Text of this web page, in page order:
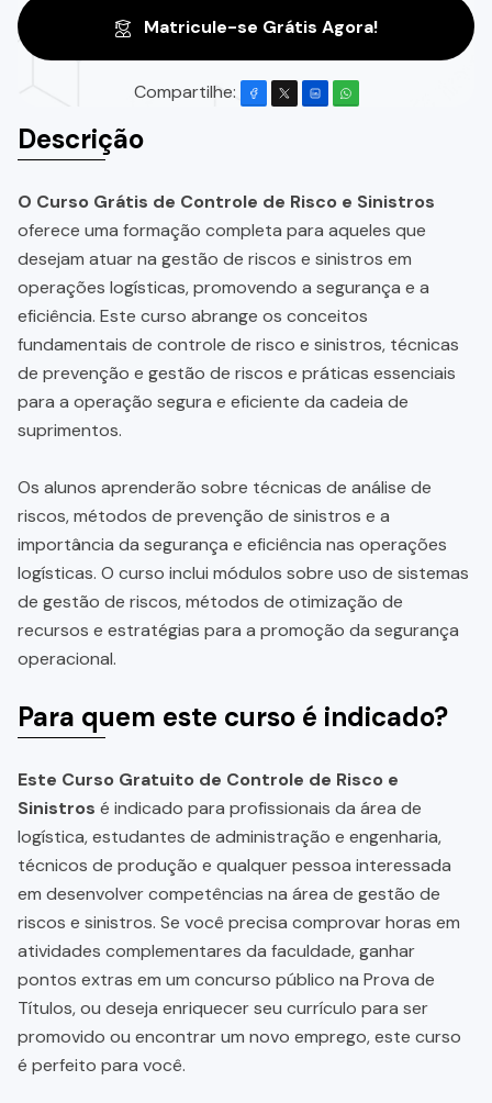
Matricule-se Grátis Agora!
Compartilhe:
Descrição
O Curso Grátis de Controle de Risco e Sinistros
oferece uma formação completa para aqueles que
desejam atuar na gestão de riscos e sinistros em
operações logísticas, promovendo a segurança e a
eficiência. Este curso abrange os conceitos
fundamentais de controle de risco e sinistros, técnicas
de prevenção e gestão de riscos e práticas essenciais
para a operação segura e eficiente da cadeia de
suprimentos.
Os alunos aprenderão sobre técnicas de análise de
riscos, métodos de prevenção de sinistros e a
importância da segurança e eficiência nas operações
logísticas. O curso inclui módulos sobre uso de sistemas
de gestão de riscos, métodos de otimização de
recursos e estratégias para a promoção da segurança
operacional.
Para quem este curso é indicado?
Este Curso Gratuito de Controle de Risco e
Sinistros é indicado para profissionais da área de
logística, estudantes de administração e engenharia,
técnicos de produção e qualquer pessoa interessada
em desenvolver competências na área de gestão de
riscos e sinistros. Se você precisa comprovar horas em
atividades complementares da faculdade, ganhar
pontos extras em um concurso público na Prova de
Títulos, ou deseja enriquecer seu currículo para ser
promovido ou encontrar um novo emprego, este curso
é perfeito para você.